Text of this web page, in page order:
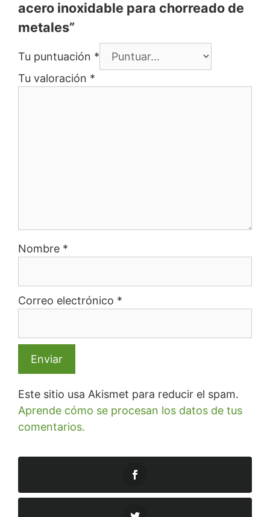
acero inoxidable para chorreado de
metales”
Tu puntuación *
Tu valoración *
Nombre *
Correo electrónico *
Este sitio usa Akismet para reducir el spam.
Aprende cómo se procesan los datos de tus
comentarios.